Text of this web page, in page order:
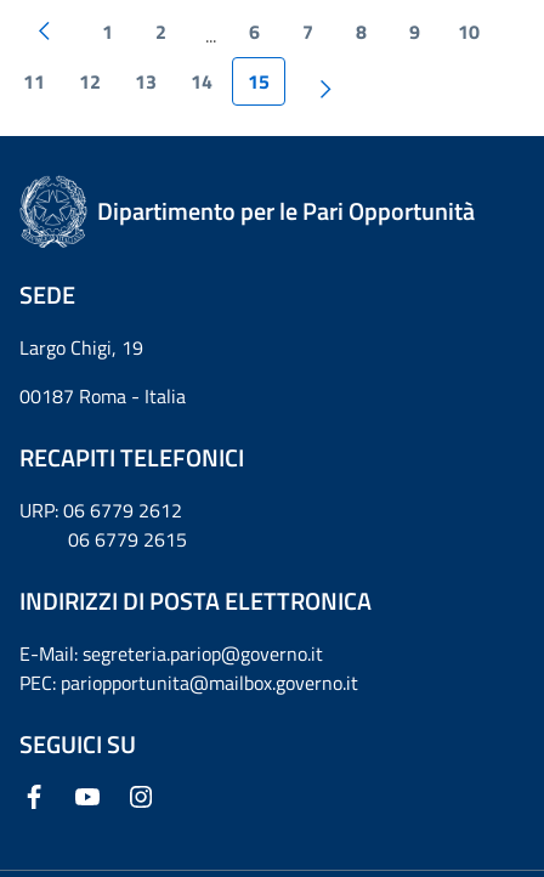
1 2 ... 6 7 8 9
10
11
12 13 14 15
Dipartimento per le Pari Opportunità
SEDE
Largo Chigi, 19
00187 Roma - Italia
RECAPITI TELEFONICI
URP: 06 6779 2612
06 6779 2615
INDIRIZZI DI POSTA ELETTRONICA
E-Mail: segreteria.pariop@governo.it
PEC: pariopportunita@mailbox.governo.it
SEGUICI SU